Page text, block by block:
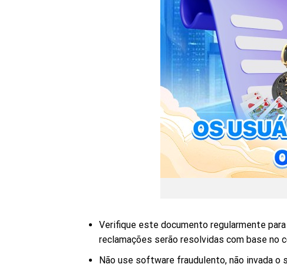
Verifique este documento regularmente
reclamações serão resolvidas com base no
Não use software fraudulento, não invada